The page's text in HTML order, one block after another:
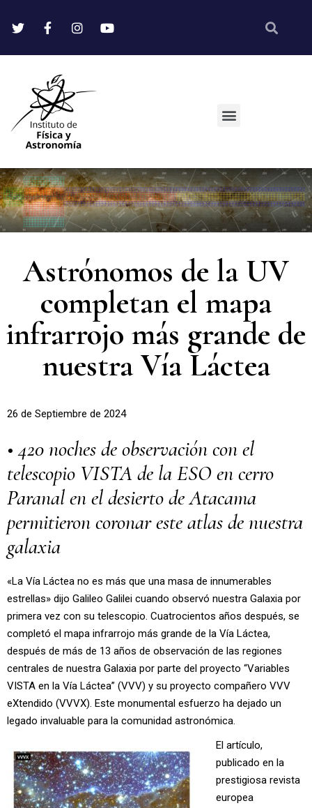
Astrónomos de la UV
completan el mapa
infrarrojo más grande de
nuestra Vía Láctea
26 de Septiembre de 2024
• 420 noches de observación con el
telescopio VISTA de la ESO en cerro
Paranal en el desierto de Atacama
permitieron coronar este atlas de nuestra
galaxia
«La Vía Láctea no es más que una masa de innumerables
estrellas» dijo Galileo Galilei cuando observó nuestra Galaxia por
primera vez con su telescopio. Cuatrocientos años después, se
completó el mapa infrarrojo más grande de la Vía Láctea,
después de más de 13 años de observación de las regiones
centrales de nuestra Galaxia por parte del proyecto “Variables
VISTA en la Vía Láctea” (VVV) y su proyecto compañero VVV
eXtendido (VVVX). Este monumental esfuerzo ha dejado un
legado invaluable para la comunidad astronómica.
El artículo,
publicado en la
prestigiosa revista
europea